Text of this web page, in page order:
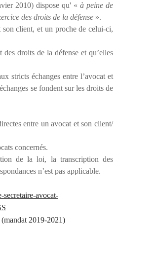
2010) dispose qu' « à peine de
des droits de la défense».
client, et un proche de celui-ci,
droits de la défense et qu’elles
stricts échanges entre l’avocat et
se fondent sur les droits de
entre un avocat et son client/
concernés.
de la loi, la transcription des
n’est pas applicable.
secretaire-avocat-
2019-2021)